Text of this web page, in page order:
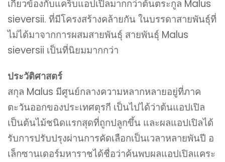
เกี่ยวข้องกับแคร็บแอปเปิลมากกว่าต้นตระกูล Malus
sieversii. ที่มีโครงสร้างคล้ายกัน ในบรรดาสายพันธุ์ที่
ไม่ได้มาจากการผสมสายพันธุ์ สายพันธุ์ Malus
sieversii เป็นที่นิยมมากกว่า
ประวัติศาสตร์
สกุล Malus มีศูนย์กลางความหลากหลายอยู่ที่ภาค
ตะวันออกของประเทศตุรกี เป็นไปได้ว่าต้นแอปเปิล
เป็นต้นไม้ชนิดแรกสุดที่ถูกปลูกขึ้น และผลแอปเปิลได้
รับการปรับปรุงผ่านการคัดเลือกเป็นเวลาหลายพันปี อ
เล็กซานเดอร์มหาราชได้ชื่อว่าค้นพบผลแอปเปิลแคระ